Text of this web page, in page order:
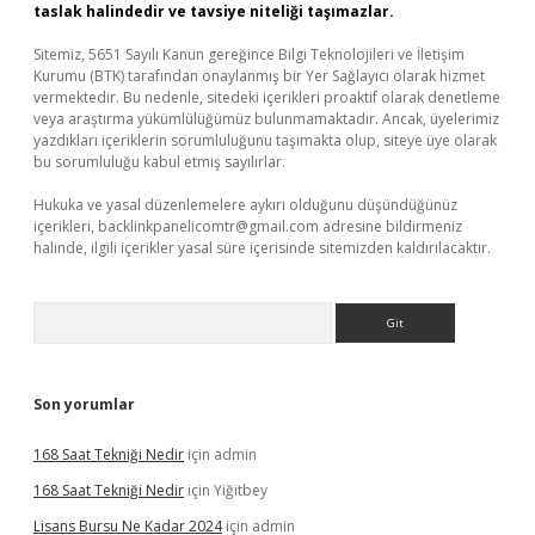
taslak halindedir ve tavsiye niteliği taşımazlar.
Sitemiz, 5651 Sayılı Kanun gereğince Bilgi Teknolojileri ve İletişim
Kurumu (BTK) tarafından onaylanmış bir Yer Sağlayıcı olarak hizmet
vermektedir. Bu nedenle, sitedeki içerikleri proaktif olarak denetleme
veya araştırma yükümlülüğümüz bulunmamaktadır. Ancak, üyelerimiz
yazdıkları içeriklerin sorumluluğunu taşımakta olup, siteye üye olarak
bu sorumluluğu kabul etmiş sayılırlar.
Hukuka ve yasal düzenlemelere aykırı olduğunu düşündüğünüz
içerikleri, backlinkpanelicomtr@gmail.com adresine bildirmeniz
halinde, ilgili içerikler yasal süre içerisinde sitemizden kaldırılacaktır.
Son yorumlar
168 Saat Tekniği Nedir için admin
168 Saat Tekniği Nedir için Yiğitbey
Lisans Bursu Ne Kadar 2024için admin